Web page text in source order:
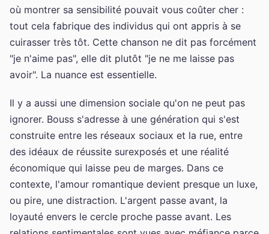
où montrer sa sensibilité pouvait vous coûter cher :
tout cela fabrique des individus qui ont appris à se
cuirasser très tôt. Cette chanson ne dit pas forcément
"je n'aime pas", elle dit plutôt "je ne me laisse pas
avoir". La nuance est essentielle.
Il y a aussi une dimension sociale qu'on ne peut pas
ignorer. Bouss s'adresse à une génération qui s'est
construite entre les réseaux sociaux et la rue, entre
des idéaux de réussite surexposés et une réalité
économique qui laisse peu de marges. Dans ce
contexte, l'amour romantique devient presque un luxe,
ou pire, une distraction. L'argent passe avant, la
loyauté envers le cercle proche passe avant. Les